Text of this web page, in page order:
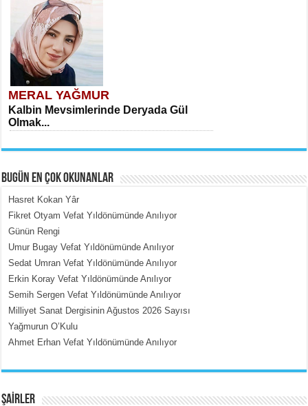
MERAL YAĞMUR
Kalbin Mevsimlerinde Deryada Gül
Olmak...
MEHMET ÇOBAN
İçerdeki Put Dışardaki Maskeler...
BUGÜN EN ÇOK OKUNANLAR
Hasret Kokan Yâr
Fikret Otyam Vefat Yıldönümünde Anılıyor
Günün Rengi
Umur Bugay Vefat Yıldönümünde Anılıyor
Sedat Umran Vefat Yıldönümünde Anılıyor
Erkin Koray Vefat Yıldönümünde Anılıyor
Semih Sergen Vefat Yıldönümünde Anılıyor
Milliyet Sanat Dergisinin Ağustos 2026 Sayısı
Yağmurun O’Kulu
Ahmet Erhan Vefat Yıldönümünde Anılıyor
ŞAİRLER